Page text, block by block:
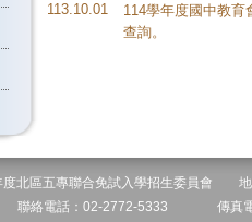
113.10.01
114學年度國中教
查詢。
度北區五專聯合免試入學招生委員會 地
聯絡電話：02-2772-5333 傳真